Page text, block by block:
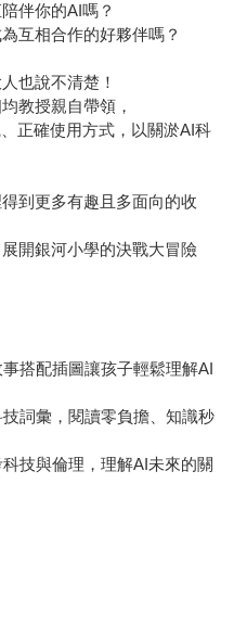
伴你的AI嗎？
互相合作的好夥伴嗎？
也說不清楚！
教授親自帶領，
正確使用方式，以關淤AI科
到更多有趣且多面向的收
開銀河小學的決戰大冒險
搭配插圖讓孩子輕鬆理解AI
詞彙，閱讀零負擔、知識秒
技與倫理，理解AI未來的關